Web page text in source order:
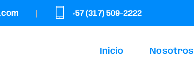
+57 (317) 509-2222
Inicio Nosotros
MONELLO PERRO PUPPY